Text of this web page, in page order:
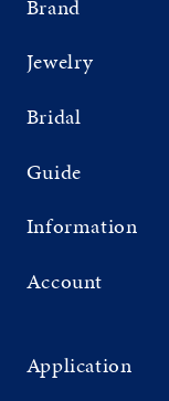
Brand
Jewelry
Bridal
Guide
Information
Account
Application